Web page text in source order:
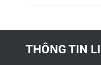
Chế
hoặc
THÔNG TIN